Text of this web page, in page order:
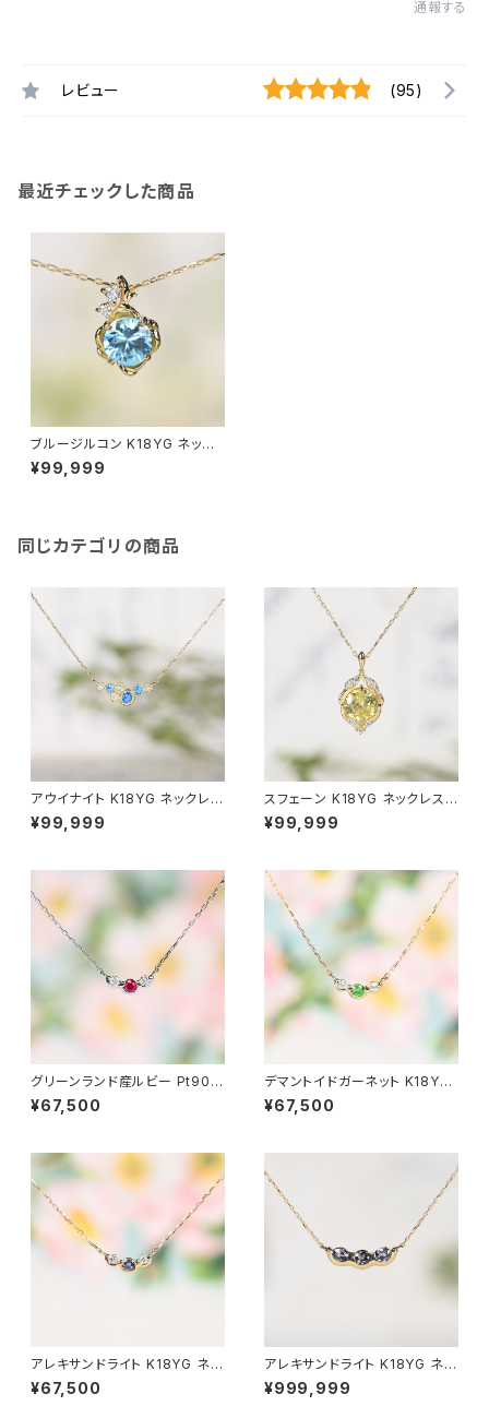
通報する
レビュー (95)
最近チェックした商品
ブルージルコン K18YG ネック
レス（GH2033）
¥99,999
同じカテゴリの商品
アウイナイト K18YG ネックレス
（GH2024）
¥99,999
スフェーン K18YG ネックレス
（JK44915A）
¥99,999
グリーンランド産ルビー Pt900
ネックレス（GH2065プチクィー
ン）
¥67,500
デマントイドガーネット K18YG
ネックレス（GH2065プチクィー
ン）
¥67,500
アレキサンドライト K18YG ネッ
クレス（GH2065プチクィーン）
¥67,500
アレキサンドライト K18YG ネッ
クレス（GH2065Aクィーン）
¥999,999